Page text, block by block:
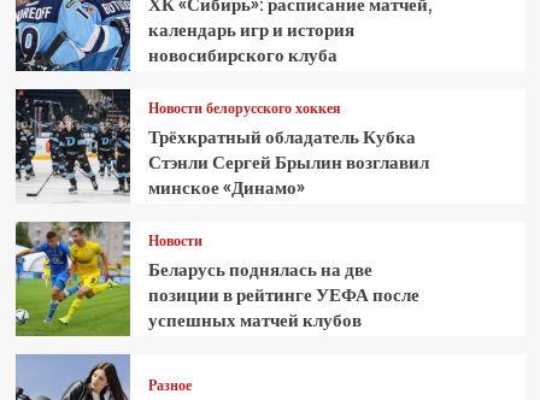
календарь игр и история
новосибирского клуба
Новости белорусского хоккея
Трёхкратный обладатель Кубка
Стэнли Сергей Брылин возглавил
минское «Динамо»
Новости
Беларусь поднялась на две
позиции в рейтинге УЕФА после
успешных матчей клубов
Разное